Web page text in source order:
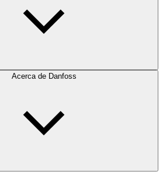
Acerca de Danfoss